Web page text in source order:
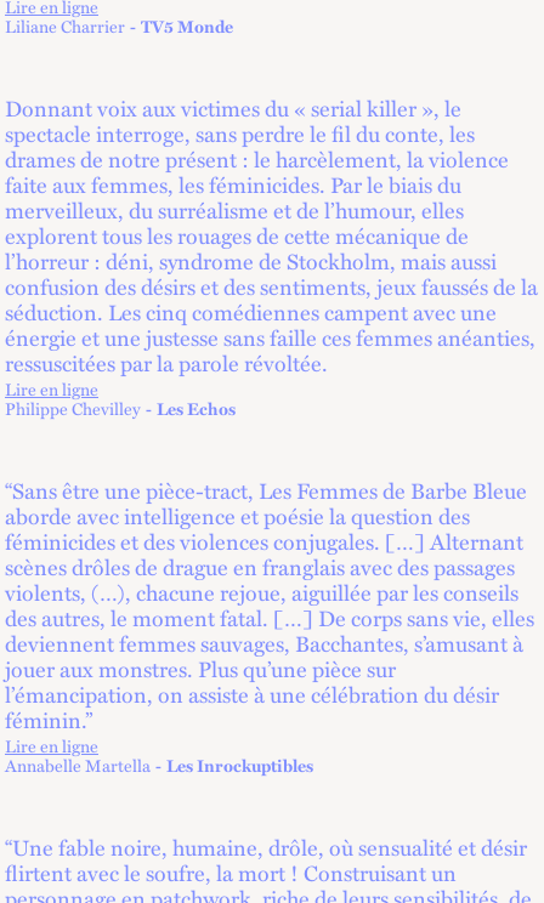
Lire en ligne
Liliane Charrier TV5 Monde
Donnant voix aux victimes du « serial killer », le
spectacle interroge, sans perdre le fil du conte, les
drames de notre présent : le harcèlement, la violence
faite aux femmes, les féminicides. Par le biais du
merveilleux, du surréalisme et de l’humour, elles
explorent tous les rouages de cette mécanique de
l’horreur : déni, syndrome de Stockholm, mais aussi
confusion des désirs et des sentiments, jeux faussés de la
séduction. Les cinq comédiennes campent avec une
énergie et une justesse sans faille ces femmes anéanties,
ressuscitées par la parole révoltée.
Lire en ligne
Philippe Chevilley Les Echos
“Sans être une pièce-tract, Les Femmes de Barbe Bleue
aborde avec intelligence et poésie la question des
féminicides et des violences conjugales. […] Alternant
scènes drôles de drague en franglais avec des passages
violents, (…), chacune rejoue, aiguillée par les conseils
des autres, le moment fatal. […] De corps sans vie, elles
deviennent femmes sauvages, Bacchantes, s’amusant à
jouer aux monstres. Plus qu’une pièce sur
l’émancipation, on assiste à une célébration du désir
féminin.”
Lire en ligne
Annabelle Martella Les Inrockuptibles
“Une fable noire, humaine, drôle, où sensualité et désir
flirtent avec le soufre, la mort ! Construisant un